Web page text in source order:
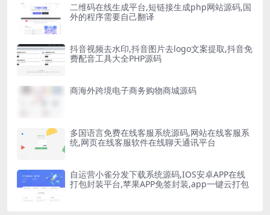
二维码在线生成平台,短链接生成php网站源码,国
外的程序需要自己翻译
抖音视频去水印,抖音图片去logo文案提取,抖音免
费配音工具大全PHP源码
商海外跨境电子商务购物商城源码
多国语言免费在线客服系统源码,网站在线客服系
统,网页在线客服软件在线聊天通讯平台
自运营小雀分发下载系统源码,IOS安卓APP在线
打包封装平台,苹果APP免签封装,app一键云打包